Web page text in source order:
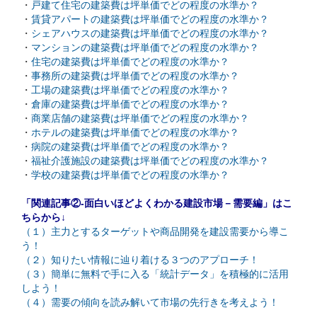
・ 戸建て住宅の建築費は坪単価でどの程度の水準か？
・ 賃貸アパートの建築費は坪単価でどの程度の水準か？
・ シェアハウスの建築費は坪単価でどの程度の水準か？
・ マンションの建築費は坪単価でどの程度の水準か？
・ 住宅の建築費は坪単価でどの程度の水準か？
・ 事務所の建築費は坪単価でどの程度の水準か？
・ 工場の建築費は坪単価でどの程度の水準か？
・ 倉庫の建築費は坪単価でどの程度の水準か？
・ 商業店舗の建築費は坪単価でどの程度の水準か？
・ ホテルの建築費は坪単価でどの程度の水準か？
・ 病院の建築費は坪単価でどの程度の水準か？
・ 福祉介護施設の建築費は坪単価でどの程度の水準か？
・ 学校の建築費は坪単価でどの程度の水準か？
「関連記事②-面白いほどよくわかる建設市場－需要編」はこ
ちらから↓
（１）主力とするターゲットや商品開発を建設需要から導こ
う！
（２）知りたい情報に辿り着ける３つのアプローチ！
（３）簡単に無料で手に入る「統計データ」を積極的に活用
しよう！
（４）需要の傾向を読み解いて市場の先行きを考えよう！